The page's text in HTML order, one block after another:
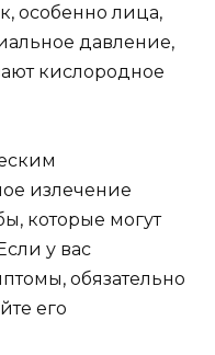
особенно лица,
давление,
кислородное
излечение
которые могут
у вас
обязательно
его